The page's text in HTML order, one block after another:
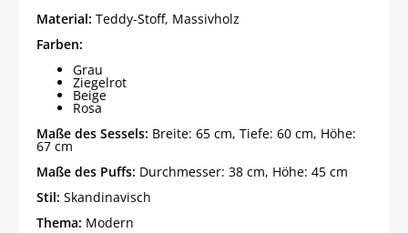
Material: Teddy-Stoff, Massivholz
Farben:
Grau
Ziegelrot
Beige
Rosa
Maße des Sessels: Breite: 65 cm, Tiefe: 60 cm, Höhe:
67 cm
Maße des Puffs: Durchmesser: 38 cm, Höhe: 45 cm
Stil: Skandinavisch
Thema: Modern